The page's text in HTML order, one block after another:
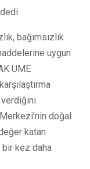
bağımsızlık
uygun
UME
doğal
katan
kez daha